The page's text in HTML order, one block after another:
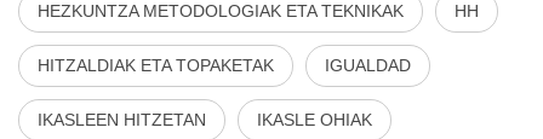
HEZKUNTZA METODOLOGIAK ETA TEKNIKAK HH
HITZALDIAK ETA TOPAKETAK IGUALDAD
IKASLEEN HITZETAN IKASLE OHIAK